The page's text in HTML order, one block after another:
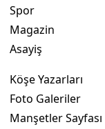
Spor
Magazin
Asayiş
Köşe Yazarları
Foto Galeriler
Manşetler Sayfası